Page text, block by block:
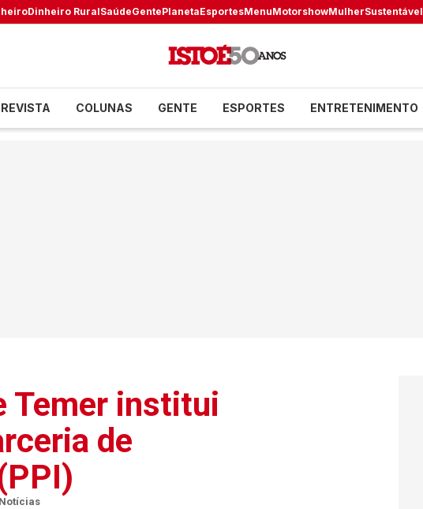
Dinheiro RuralSaúdeGentePlanetaEsportesMenuMotorshowMulherSustentável
REVISTA COLUNAS GENTE ESPORTES ENTRETENIMENTO
Temer institui
de
Notícias